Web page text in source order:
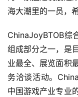
海大潮里的一员，
ChinaJoyBTOB综
组成部分之一，是
业最全、展览面积
务洽谈活动。
中国游戏产业专业